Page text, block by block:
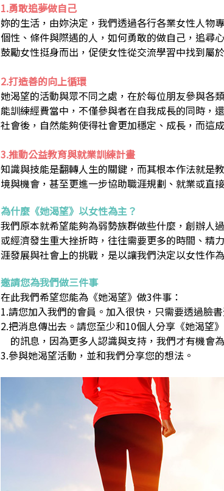
1.勇敢追夢做自己
妳的生活，由妳決定，我們透過各行各業女性人物
個性、條件與際遇的人，如何勇敢的做自己，追尋
鼓勵女性挺身而出，促使女性從交流學習中找到屬
2.打造善的向上循環
她渴望的活動與眾不同之處，在於每位朋友參與各
能訓練經費當中，不僅參與者在自我成長的同時，
社會後，自然能夠使得社會更加穩定、成長，而這
3.推動公益教育與就業訓練計畫
知識與技能是翻轉人生的關鍵，而其根本作法就是
境與機會，甚至更進一步協助職涯規劃、就業或直
為什麼《她渴望》以女性為主？
我們原本就希望能夠為弱勢族群做些什麼，創辦人
或經濟發生重大挫折時，往往需要更多的時間、精
涯發展與社會上的挑戰，是以讓我們決定以女性作
邀請您為我們做三件事
在此我們希望您能為《她渴望》做3件事：
1.請您加入我們的會員。加入很快，只需要透過臉
2.把消息傳出去。請您至少和10個人分享《她渴望
的訊息，因為更多人認識與支持，我們才有機會
3.參與她渴望活動，並和我們分享您的想法。